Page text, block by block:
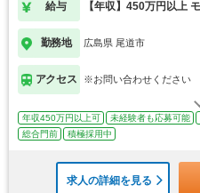
給与 【年収】450万円以上
勤務地 広島県 尾道市
アクセス ※お問い合わせください
年収450万円以上可 未経験者も応募可能
総合門前
積極採用中
求人の詳細を見る